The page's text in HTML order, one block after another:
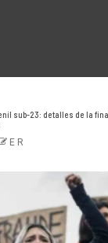
sub-23: detalles de la
E R